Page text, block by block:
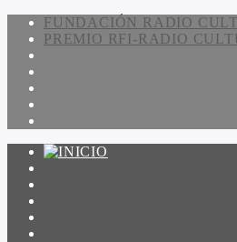
FUNDACIÓN RADIO
PREMIO RFI-RADIO